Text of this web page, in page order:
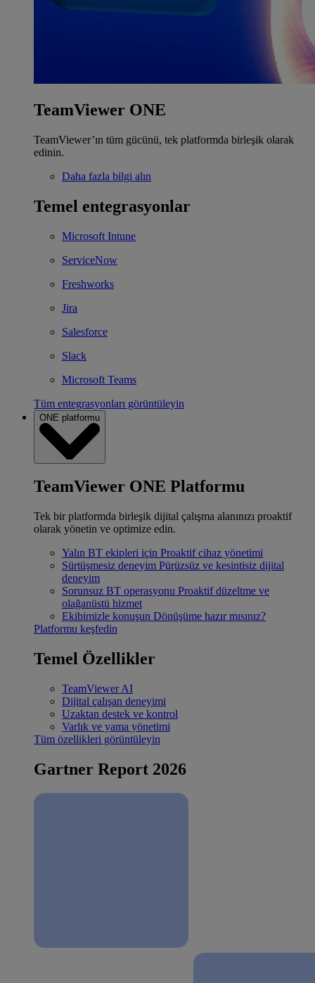
TeamViewer ONE
TeamViewer’ın tüm gücünü, tek platformda birleşik olarak
edinin.
Daha fazla bilgi alın
Temel entegrasyonlar
Microsoft Intune
ServiceNow
Freshworks
Jira
Salesforce
Slack
Microsoft Teams
Tüm entegrasyonları görüntüleyin
ONE platformu
TeamViewer ONE Platformu
Tek bir platformda birleşik dijital çalışma alanınızı proaktif
olarak yönetin ve optimize edin.
Yalın BT ekipleri için Proaktif cihaz yönetimi
Sürtüşmesiz deneyim Pürüzsüz ve kesintisiz dijital
deneyim
Sorunsuz BT operasyonu Proaktif düzeltme ve
olağanüstü hizmet
Ekibimizle konuşun Dönüşüme hazır mısınız?
Platformu keşfedin
Temel Özellikler
TeamViewer AI
Dijital çalışan deneyimi
Uzaktan destek ve kontrol
Varlık ve yama yönetimi
Tüm özellikleri görüntüleyin
Gartner Report 2026